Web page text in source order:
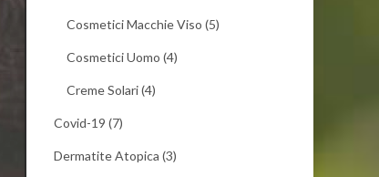
Cosmetici Macchie Viso (5)
Cosmetici Uomo (4)
Creme Solari(4)
Covid-19 (7)
Dermatite Atopica (3)